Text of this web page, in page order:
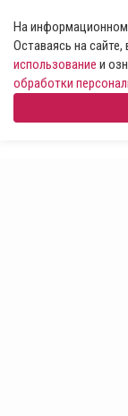
На
Оставаясь на
использование и
обработки